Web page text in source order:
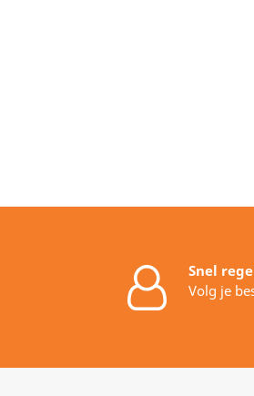
Snel
Volg je